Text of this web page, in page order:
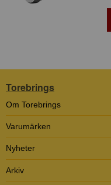
Torebrings
Om Torebrings
Varumärken
Nyheter
Arkiv